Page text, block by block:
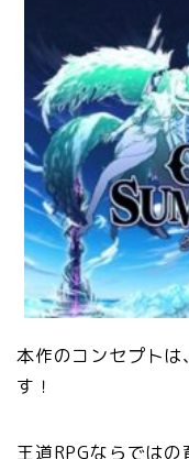
本作のコンセプトは、
す！
王道RPGならでは